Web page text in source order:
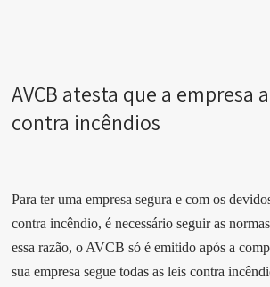
AVCB atesta que a empresa
contra incêndios
Para ter uma empresa segura e com os
contra incêndio, é necessário seguir as
essa razão, o AVCB só é emitido após a
sua empresa segue todas as leis contra